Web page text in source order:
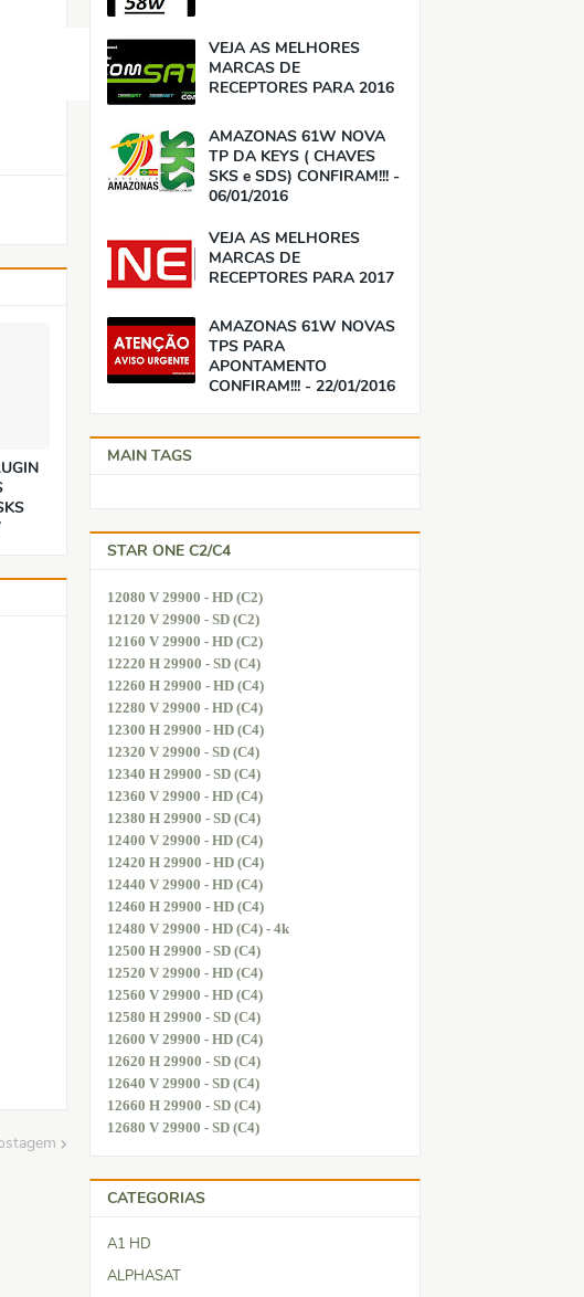
VEJA AS MELHORES
MARCAS DE
RECEPTORES PARA 2016
AMAZONAS 61W NOVA
TP DA KEYS ( CHAVES
SKS e SDS) CONFIRAM!!! -
06/01/2016
VEJA AS MELHORES
MARCAS DE
RECEPTORES PARA 2017
AMAZONAS 61W NOVAS
TPS PARA
APONTAMENTO
CONFIRAM!!! - 22/01/2016
MAIN TAGS
STAR ONE C2/C4
12080 V 29900 - HD (C2)
12120 V 29900 - SD (C2)
12160 V 29900 - HD (C2)
12220 H 29900 - SD (C4)
12260 H 29900 - HD (C4)
12280 V 29900 - HD (C4)
12300 H 29900 - HD (C4)
12320 V 29900 - SD (C4)
12340 H 29900 - SD (C4)
12360 V 29900 - HD (C4)
12380 H 29900 - SD (C4)
12400 V 29900 - HD (C4)
12420 H 29900 - HD (C4)
12440 V 29900 - HD (C4)
12460 H 29900 - HD (C4)
12480 V 29900 - HD (C4) - 4k
12500 H 29900 - SD (C4)
12520 V 29900 - HD (C4)
12560 V 29900 - HD (C4)
12580 H 29900 - SD (C4)
12600 V 29900 - HD (C4)
12620 H 29900 - SD (C4)
12640 V 29900 - SD (C4)
12660 H 29900 - SD (C4)
12680 V 29900 - SD (C4)
CATEGORIAS
A1 HD
ALPHASAT